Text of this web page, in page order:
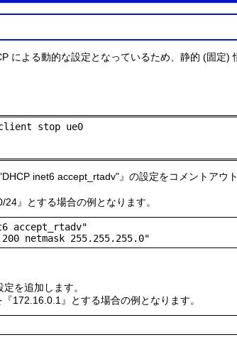
による動的な設定となっているため、静的 (固定)
stop ue0
inet6 accept_rtadv"』の設定をコメントアウ
』とする場合の例となります。
accept_rtadv"
netmask 255.255.255.0"
を追加します。
172.16.0.1』とする場合の例となります。